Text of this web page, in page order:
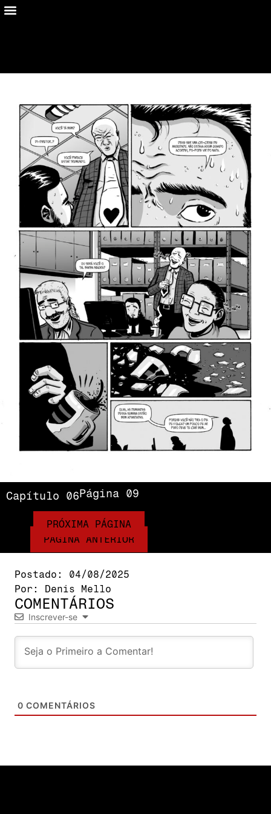
Capítulo 06Página 09
PÁGINA ANTERIOR
PRÓXIMA PÁGINA
Postado:
04/08/2025
Por:
Denis Mello
COMENTÁRIOS
Inscrever-se
0 COMENTÁRIOS